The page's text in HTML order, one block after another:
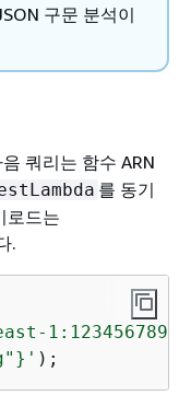
구문 분석이
쿼리는 함수 ARN
를 동기
로드는
.